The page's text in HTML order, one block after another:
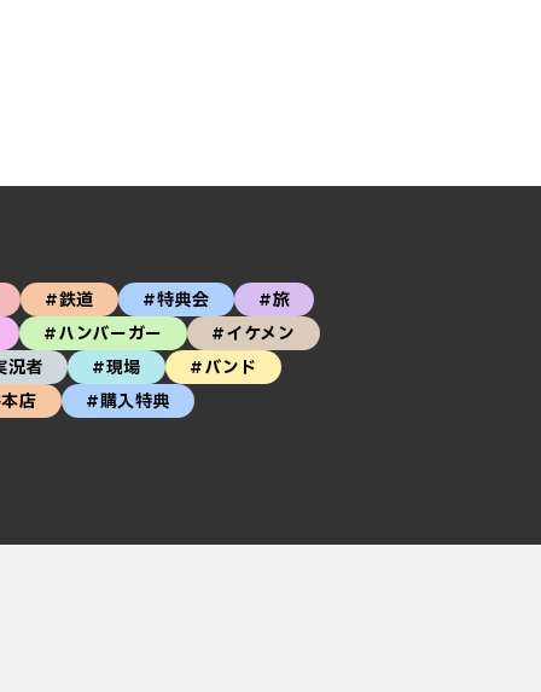
#鉄道 #特典会
#旅
#ハンバーガー
#イケメン
況者 #現場
#バンド
店 #購入特典